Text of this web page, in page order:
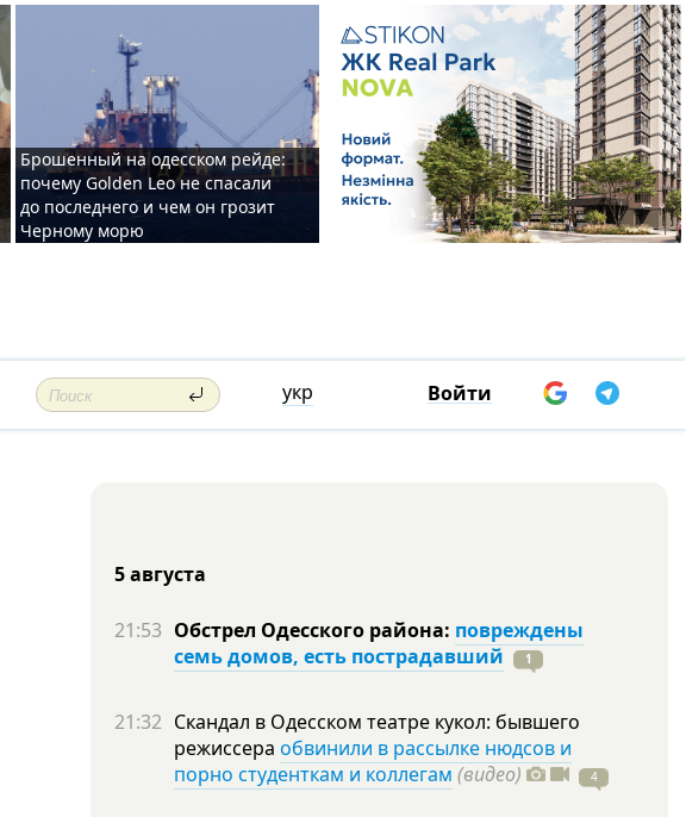
Брошенный на одесском рейде:
почему Golden Leo не спасали
до последнего и чем он грозит
Черному морю
укр Войти
5 августа
21:53 Обстрел Одесского района: повреждены
семь домов, есть пострадавший
1
21:32 Скандал в Одесском театре кукол: бывшего
режиссера обвинили в рассылке нюдсов и
порно студенткам и коллегам (видео) 4